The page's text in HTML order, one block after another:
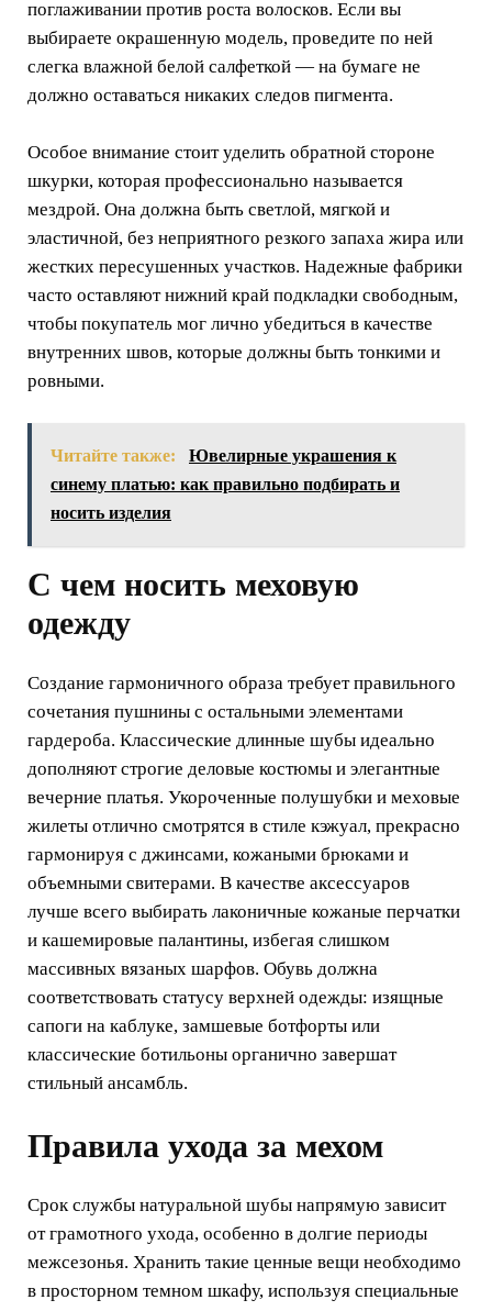
поглаживании против роста волосков. Если вы
выбираете окрашенную модель, проведите по ней
слегка влажной белой салфеткой — на бумаге не
должно оставаться никаких следов пигмента.
Особое внимание стоит уделить обратной стороне
шкурки, которая профессионально называется
мездрой. Она должна быть светлой, мягкой и
эластичной, без неприятного резкого запаха жира или
жестких пересушенных участков. Надежные фабрики
часто оставляют нижний край подкладки свободным,
чтобы покупатель мог лично убедиться в качестве
внутренних швов, которые должны быть тонкими и
ровными.
Читайте также:
Ювелирные украшения к
синему платью: как правильно подбирать и
носить изделия
С чем носить меховую
одежду
Создание гармоничного образа требует правильного
сочетания пушнины с остальными элементами
гардероба. Классические длинные шубы идеально
дополняют строгие деловые костюмы и элегантные
вечерние платья. Укороченные полушубки и меховые
жилеты отлично смотрятся в стиле кэжуал, прекрасно
гармонируя с джинсами, кожаными брюками и
объемными свитерами. В качестве аксессуаров
лучше всего выбирать лаконичные кожаные перчатки
и кашемировые палантины, избегая слишком
массивных вязаных шарфов. Обувь должна
соответствовать статусу верхней одежды: изящные
сапоги на каблуке, замшевые ботфорты или
классические ботильоны органично завершат
стильный ансамбль.
Правила ухода за мехом
Срок службы натуральной шубы напрямую зависит
от грамотного ухода, особенно в долгие периоды
межсезонья. Хранить такие ценные вещи необходимо
в просторном темном шкафу, используя специальные